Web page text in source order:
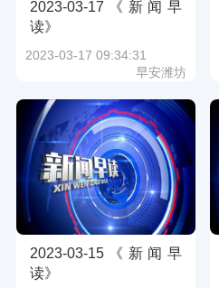
2023-03-17《新闻早
读》
2023-03-17 09:34:31
早安潍坊
2023-03-15《新闻早
读》